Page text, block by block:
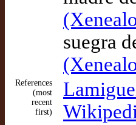
suegra
References
(most
recent
first)